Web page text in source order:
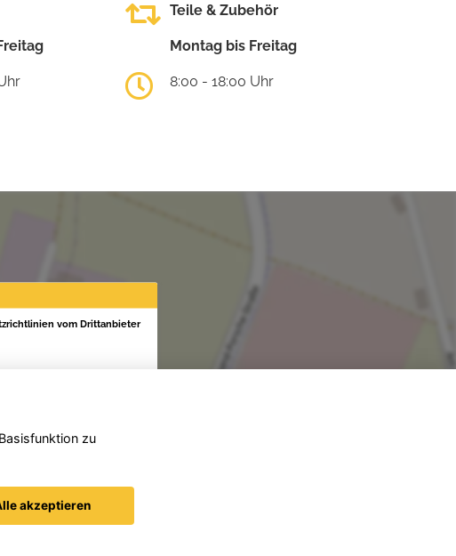
Teile & Zubehör
Montag bis Freitag
8:00 - 18:00 Uhr
vom Drittanbieter
zu
akzeptieren